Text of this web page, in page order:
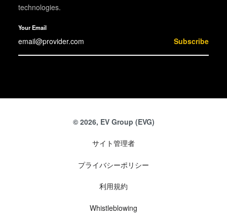
technologies.
Your Email
Subscribe
© 2026, EV Group (EVG)
サイト管理者
プライバシーポリシー
利用規約
Whistleblowing